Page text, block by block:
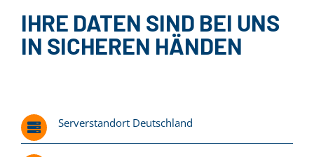
IHRE DATEN SIND BEI UNS
IN SICHEREN HÄNDEN
Serverstandort Deutschland